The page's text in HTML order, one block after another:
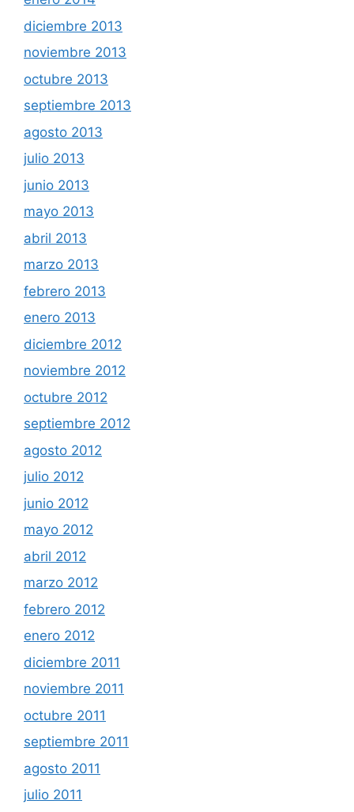
diciembre 2013
noviembre 2013
octubre 2013
septiembre 2013
agosto 2013
julio 2013
junio 2013
mayo 2013
abril 2013
marzo 2013
febrero 2013
enero 2013
diciembre 2012
noviembre 2012
octubre 2012
septiembre 2012
agosto 2012
julio 2012
junio 2012
mayo 2012
abril 2012
marzo 2012
febrero 2012
enero 2012
diciembre 2011
noviembre 2011
octubre 2011
septiembre 2011
agosto 2011
julio 2011